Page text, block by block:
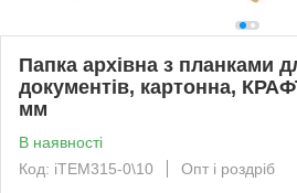
Папка архівна з планками
документів, картонна,
мм
В наявності
Код: iTEM315-0\10
Опт і роздріб